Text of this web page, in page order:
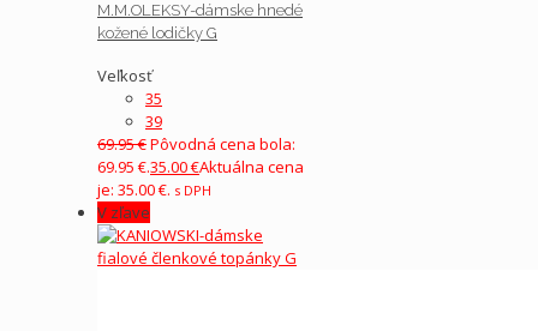
M.M.OLEKSY-dámske hnedé
kožené lodičky G
Veľkosť
35
39
69.95€Pôvodná cena bola:
69.95 €.35.00€Aktuálna cena
je: 35.00 €. s DPH
V zľave